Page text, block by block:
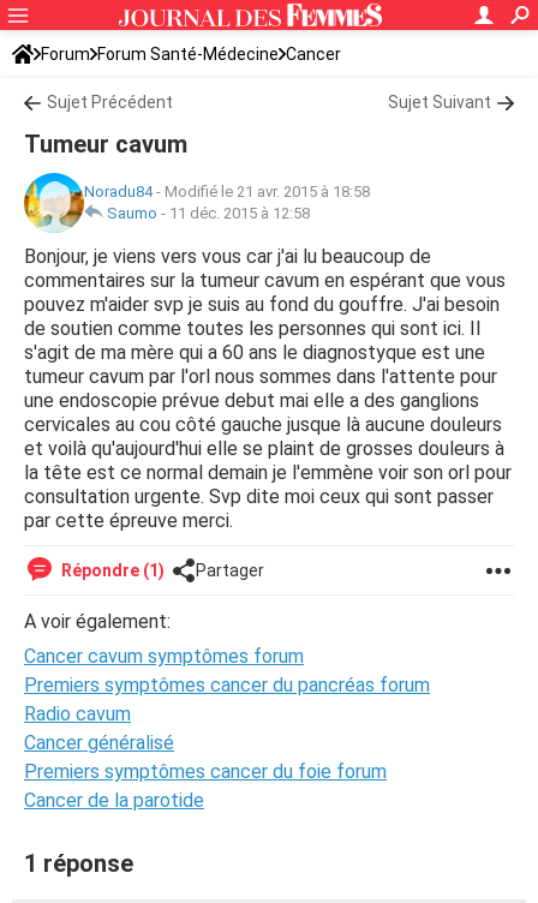
Forum Forum Santé-Médecine Cancer
Sujet Précédent Sujet Suivant
Tumeur cavum
Noradu84- Modifié le 21 avr. 2015 à 18:58
Saumo - 11 déc. 2015 à 12:58
Bonjour, je viens vers vous car j'ai lu beaucoup de
commentaires sur la tumeur cavum en espérant que vous
pouvez m'aider svp je suis au fond du gouffre. J'ai besoin
de soutien comme toutes les personnes qui sont ici. Il
s'agit de ma mère qui a 60 ans le diagnostyque est une
tumeur cavum par l'orl nous sommes dans l'attente pour
une endoscopie prévue debut mai elle a des ganglions
cervicales au cou côté gauche jusque là aucune douleurs
et voilà qu'aujourd'hui elle se plaint de grosses douleurs à
la tête est ce normal demain je l'emmène voir son orl pour
consultation urgente. Svp dite moi ceux qui sont passer
par cette épreuve merci.
Répondre (1) Partager
A voir également:
Cancer cavum symptômes forum
Premiers symptômes cancer du pancréas forum
Radio cavum
Cancer généralisé
Premiers symptômes cancer du foie forum
Cancer de la parotide
1 réponse